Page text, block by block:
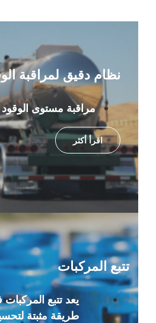
نظام دقيق لمراقبة
مراقبة مستوى
اقرأ أكثر
تتبع المركبات
يعد تتبع
طريقة مثبتة